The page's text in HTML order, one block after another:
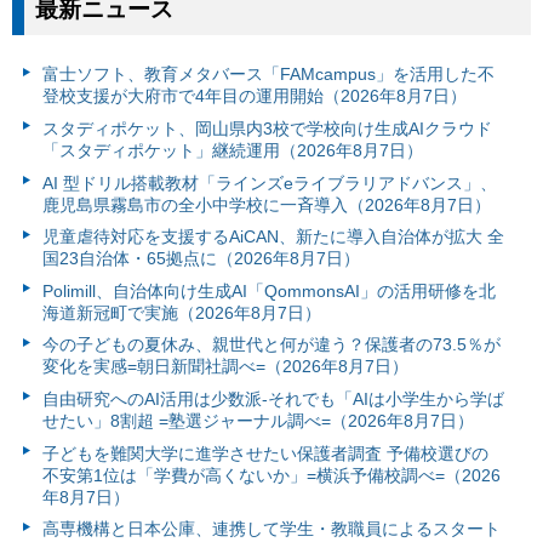
最新ニュース
富⼠ソフト、教育メタバース「FAMcampus」を活用した不
登校支援が大府市で4年目の運用開始（2026年8月7日）
スタディポケット、岡山県内3校で学校向け生成AIクラウド
「スタディポケット」継続運用（2026年8月7日）
AI 型ドリル搭載教材「ラインズeライブラリアドバンス」、
鹿児島県霧島市の全小中学校に一斉導入（2026年8月7日）
児童虐待対応を支援するAiCAN、新たに導入自治体が拡大 全
国23自治体・65拠点に（2026年8月7日）
Polimill、自治体向け生成AI「QommonsAI」の活用研修を北
海道新冠町で実施（2026年8月7日）
今の子どもの夏休み、親世代と何が違う？保護者の73.5％が
変化を実感=朝日新聞社調べ=（2026年8月7日）
自由研究へのAI活用は少数派-それでも「AIは小学生から学ば
せたい」8割超 =塾選ジャーナル調べ=（2026年8月7日）
子どもを難関大学に進学させたい保護者調査 予備校選びの
不安第1位は「学費が高くないか」=横浜予備校調べ=（2026
年8月7日）
高専機構と日本公庫、連携して学生・教職員によるスタート